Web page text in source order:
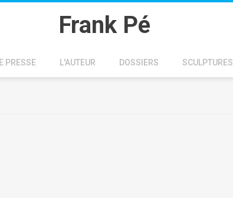
Frank Pé
PRESSE L'AUTEUR DOSSIERS SCULPTURES